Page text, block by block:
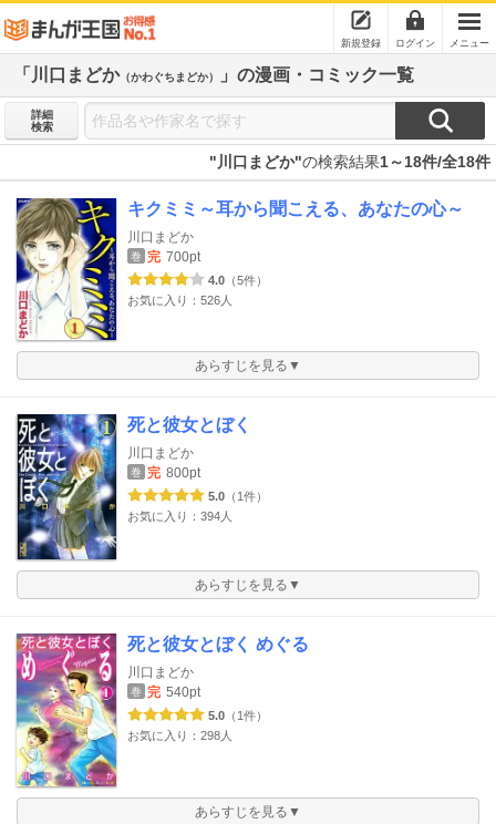
新規登録 ログイン メニュー
「川口まどか（かわぐちまどか） 」の漫画・コミック一覧
詳細
検索
"川口まどか"の検索結果1～18件/全18件
キクミミ～耳から聞こえる、あなたの心～
川口まどか
巻 完 700pt
4.0 （5件）
お気に入り：526人
あらすじを見る▼
死と彼女とぼく
川口まどか
巻 完 800pt
5.0 （1件）
お気に入り：394人
あらすじを見る▼
死と彼女とぼく めぐる
川口まどか
巻 完 540pt
5.0 （1件）
お気に入り：298人
あらすじを見る▼